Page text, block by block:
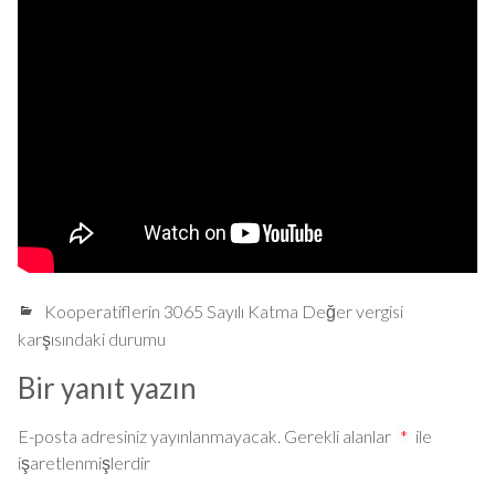
Kooperatiflerin 3065 Sayılı Katma Değer vergisi
karşısındaki durumu
Bir yanıt yazın
E-posta adresiniz yayınlanmayacak. Gerekli alanlar * ile
işaretlenmişlerdir